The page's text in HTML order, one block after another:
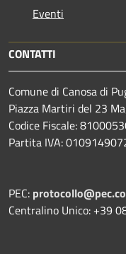
Eventi
CONTATTI
Comune di Canosa di
Piazza Martiri del 23
Codice Fiscale:
Partita IVA:
PEC:
Centralino Unico: +39